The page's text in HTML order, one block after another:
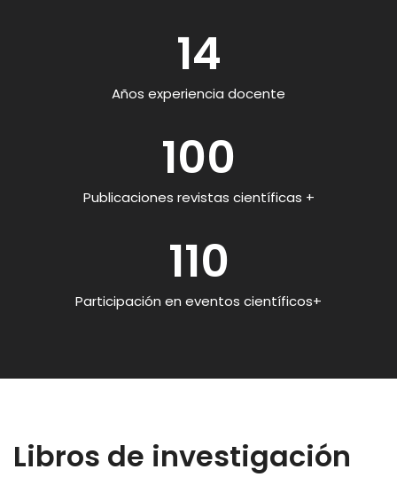
14
Años experiencia docente
100
Publicaciones revistas científicas +
110
Participación en eventos científicos+
Libros de investigación